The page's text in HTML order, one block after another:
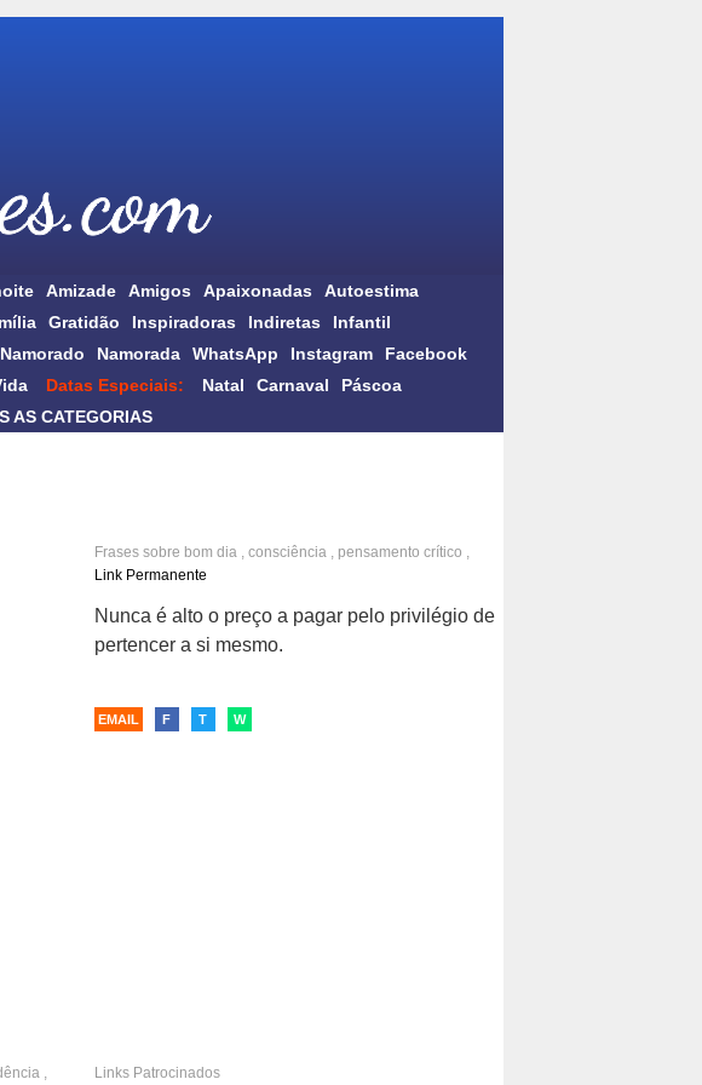
Amizade Amigos Apaixonadas
Autoestima
Gratidão Inspiradoras Indiretas
Infantil
Namorado Namorada WhatsApp Instagram
Facebook
Datas Especiais: Natal Carnaval
Páscoa
AS CATEGORIAS
Frases sobre bom dia, consciência, pensamento crítico ,
autonomia,independência
Link Permanente
Nunca é alto o preço a pagar pelo privilégio de
pertencer a si mesmo.
EMAIL F T W
,
Links Patrocinados